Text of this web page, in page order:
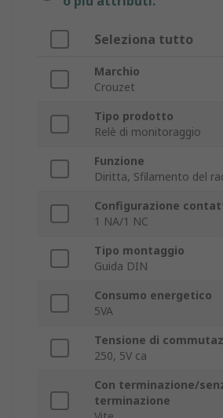
Seleziona tutto
Marchio
Crouzet
Tipo prodotto
Relè di monitoraggio
Funzione
Diritta, Sfilamento del
Configurazione
1 NA/1 NC
Tipo montaggio
Guida DIN
Consumo energetico
5VA
Tensione di
250, 5V ca
Con terminazione/
terminazione